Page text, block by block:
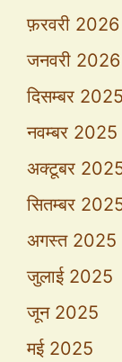
फ़रवरी 2026
जनवरी 2026
दिसम्बर 2025
नवम्बर 2025
अक्टूबर
सितम्बर
अगस्त 2025
जुलाई 2025
जून 2025
मई 2025